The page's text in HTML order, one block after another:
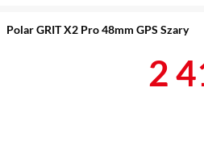
Polar GRIT X2 Pro 48mm GPS Szary
2